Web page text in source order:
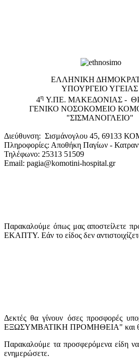
EΛΛΗΝΙΚΗ
ΥΠΟΥΡΓΕΙΟ ΥΓΕΙΑΣ
4η Υ.ΠΕ. ΜΑΚΕΔΟΝΙΑΣ -
ΓΕΝΙΚΟ NΟΣΟΚΟΜΕΙΟ
"ΣΙΣΜΑΝΟΓΛΕΙΟ"
Διεύθυνση: Σισμάνογλου 45, 69133
Πληροφορίες: Αποθήκη Παγίων -
Τηλέφωνο: 25313 51509
Email: pagia@komotini-hospital.gr
Παρακαλούμε όπως μας αποστείλετε
ΕΚΑΠΤΥ. Εάν το είδος δεν
Δεκτές θα γίνουν όσες προσφορές
ΕΞΩΣΥΜΒΑΤΙΚΗ ΠΡΟΜΗΘΕΙΑ" και θα
Παρακαλούμε τα προσφερόμενα είδη να
ενημερώσετε.